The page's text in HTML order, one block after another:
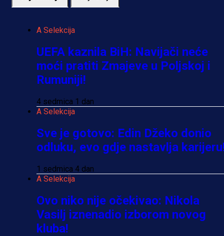
A Selekcija
UEFA kaznila BiH: Navijači neće
moći pratiti Zmajeve u Poljskoj i
Rumuniji!
4 sedmica 1 dan
A Selekcija
Sve je gotovo: Edin Džeko donio
odluku, evo gdje nastavlja
1 sedmica 4 dan
A Selekcija
Ovo niko nije očekivao: Nikola
Vasilj iznenadio izborom novog
kluba!